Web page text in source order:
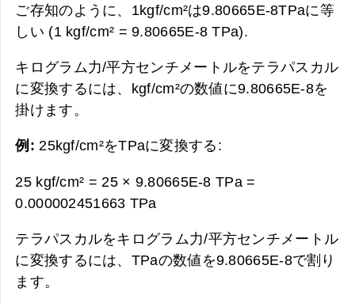
ご存知のように、1kgf/cm²は9.80665E-8TPaに等
しい (1 kgf/cm² = 9.80665E-8 TPa).
キログラム力/平方センチメートルをテラパスカル
に変換するには、kgf/cm²の数値に9.80665E-8を
掛けます。
例:25kgf/cm²をTPaに変換する:
25 kgf/cm² = 25 × 9.80665E-8 TPa =
0.000002451663 TPa
テラパスカルをキログラム力/平方センチメートル
に変換するには、TPaの数値を9.80665E-8で割り
ます。